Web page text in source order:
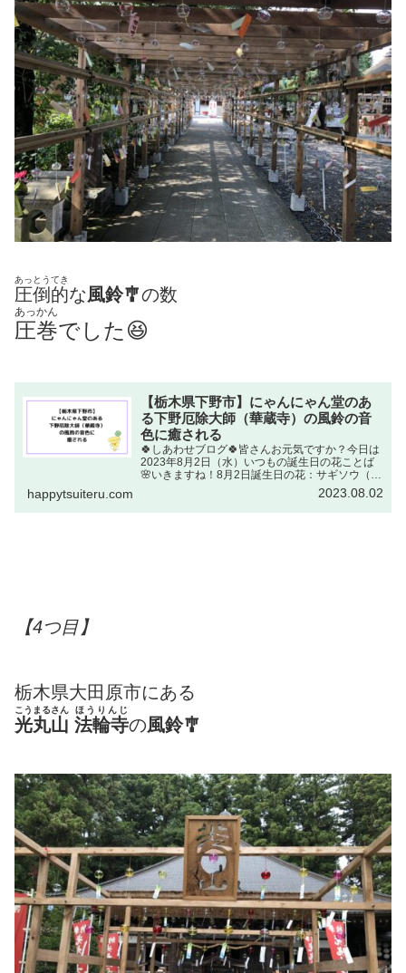
圧倒的
あっとうてき
な風鈴🎐の数
圧巻
あっかん
でした😆
【栃木県下野市】にゃんにゃん堂のあ
る下野厄除大師（華蔵寺）の風鈴の音
色に癒される
🍀しあわせブログ🍀皆さんお元気ですか？今日は
2023年8月2日（水）いつもの誕生日の花ことば
🌸いきますね！8月2日誕生日の花：サギソウ（鷺
草・ラン科）花ことば：心の強さ出典元：NHKラ
ジオ深夜便 誕生日の花心の強さからは？ 粘ねば
り強い あ...
happytsuiteru.com 2023.08.02
【4つ目】
栃木県大田原市にある
光丸山
こうまるさん
法輪寺
ほうりんじ
の風鈴🎐